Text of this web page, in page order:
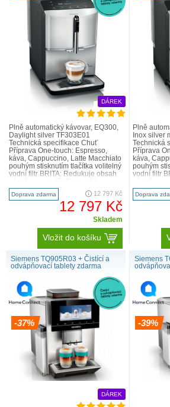
DÁREK
Plně automatický kávovar, EQ300,
Daylight silver TF303E01
Technická specifikace Chuť
Příprava One-touch: Espresso,
káva, Cappuccino, Latte Macchiato
pouhým stisknutím tlačítka volitelný
vodní filtr BRITA: Redukuje obsah
vápníku ve vodě, filtruje látky
ovlivňující chuť ..
Doprava zdarma 12 797 Kč
12 797 Kč
Skladem
Vložit do košíku
Plně
Inox silver
Technická
Příprava
káva,
pouhým
vodní filtr
vápníku
ovlivňující..
Doprava
Siemens TQ905R03 + Čistící a
odvápňovací tablety zdarma
-37%
DÁREK
Siemens
-39%